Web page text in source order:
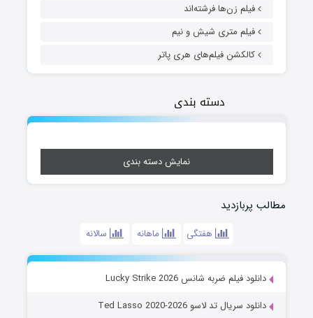
فیلم زن‌ها فرشته‌اند
فیلم متری شیش و نیم
کالکشن فیلم‌های هری پاتر
دسته بندی
نمایش دسته بندی
مطالب پربازدید
هفتگی ماهانه سالانه
دانلود فیلم ضربه شانس Lucky Strike 2026
دانلود سریال تد لاسو Ted Lasso 2020-2026